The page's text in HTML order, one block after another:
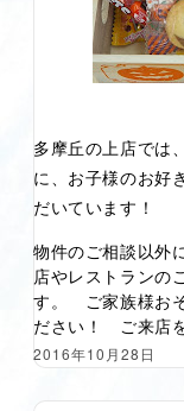
多摩丘の上店では
に、お子様のお好
だいています！
物件のご相談以外
店やレストランの
す。 ご家族様お
ださい！ ご来店
2016年10月28日